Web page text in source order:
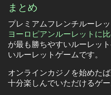
まとめ
プレミアムフレンチルーレ
ヨーロピアンルーレットに
が最も勝ちやすいルーレッ
いルーレットゲームです。
オンラインカジノを始めた
十分楽しんでいただけるゲ